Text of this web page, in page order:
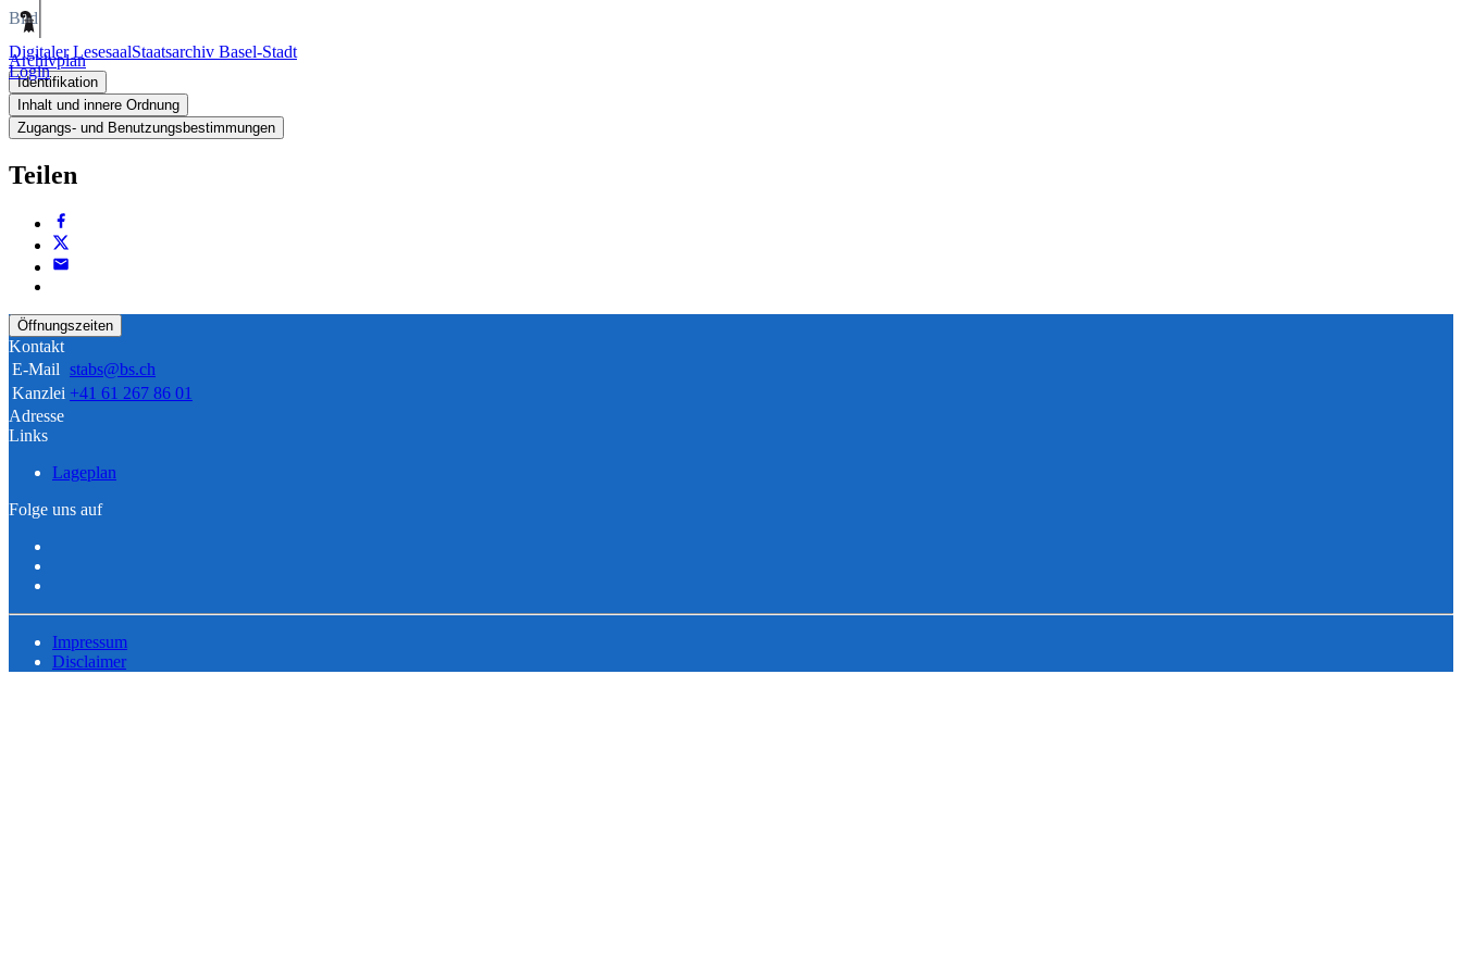
Digitaler LesesaalStaatsarchiv Basel-Stadt
Login
Bild
Archivplan
Identifikation
Inhalt und innere Ordnung
Zugangs- und Benutzungsbestimmungen
Teilen
Öffnungszeiten
Kontakt
E-Mail stabs@bs.ch
Kanzlei +41 61 267 86 01
Adresse
Links
Lageplan
Folge uns auf
Impressum
Disclaimer